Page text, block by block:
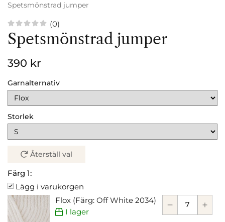
Spetsmönstrad jumper
(0)
Spetsmönstrad jumper
390 kr
Garnalternativ
Storlek
Återställ val
Färg 1:
Lägg i varukorgen
Flox (Färg: Off White 2034)
I lager